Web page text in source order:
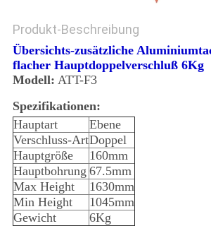
Produkt-Beschreibung
Übersichts-zusätzliche
flacher Hauptdoppelverschluß 6Kg
Modell: ATT-F3
Spezifikationen:
Hauptart
Ebene
Verschluss-ArtDoppel
Hauptgröße
160mm
Hauptbohrung 67.5mm
Max Height
1630mm
Min Height
1045mm
Gewicht
6Kg